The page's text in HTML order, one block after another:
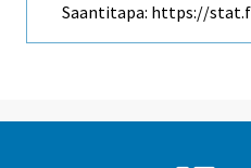
Saantitapa: https://